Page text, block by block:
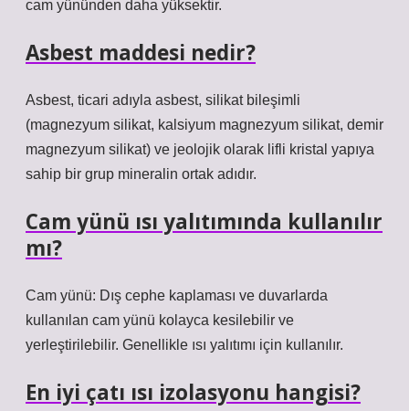
cam yününden daha yüksektir.
Asbest maddesi nedir?
Asbest, ticari adıyla asbest, silikat bileşimli
(magnezyum silikat, kalsiyum magnezyum silikat, demir
magnezyum silikat) ve jeolojik olarak lifli kristal yapıya
sahip bir grup mineralin ortak adıdır.
Cam yünü ısı yalıtımında kullanılır
mı?
Cam yünü: Dış cephe kaplaması ve duvarlarda
kullanılan cam yünü kolayca kesilebilir ve
yerleştirilebilir. Genellikle ısı yalıtımı için kullanılır.
En iyi çatı ısı izolasyonu hangisi?